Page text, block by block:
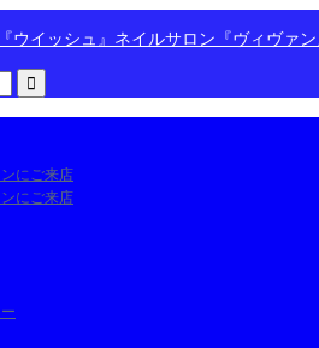
ウイッシュ』ネイルサロン『ヴィヴァ
にご来店
にご来店